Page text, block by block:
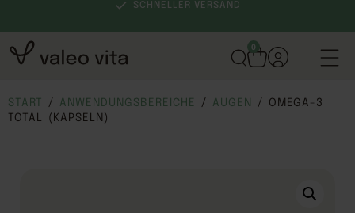
SCHNELLER VERSAND
0
START / ANWENDUNGSBEREICHE / AUGEN
/ OMEGA-3
TOTAL (KAPSELN)